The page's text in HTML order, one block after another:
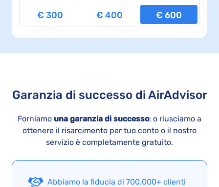
€ 300 € 400 € 600
Garanzia di successo di AirAdvisor
Forniamo una garanzia di successo: o riusciamo a
ottenere il risarcimento per tuo conto o il nostro
servizio è completamente gratuito.
Abbiamo la fiducia di 700.000+ clienti